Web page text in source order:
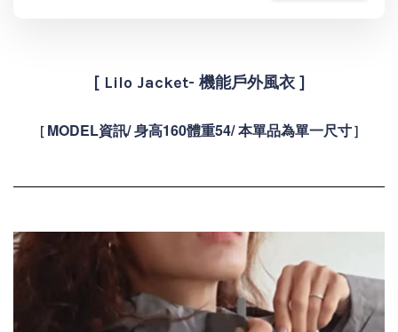
[ Lilo Jacket- 機能戶外風衣 ]
[ MODEL資訊/ 身高160體重54/ 本單品為單一尺寸]